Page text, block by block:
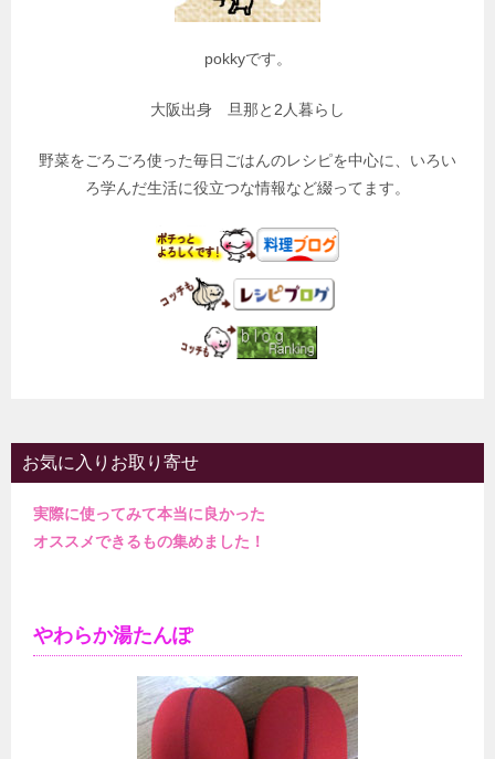
pokkyです。
大阪出身 旦那と2人暮らし
野菜をごろごろ使った毎日ごはんのレシピを中心に、いろい
ろ学んだ生活に役立つな情報など綴ってます。
お気に入りお取り寄せ
実際に使ってみて本当に良かった
オススメできるもの集めました！
やわらか湯たんぽ